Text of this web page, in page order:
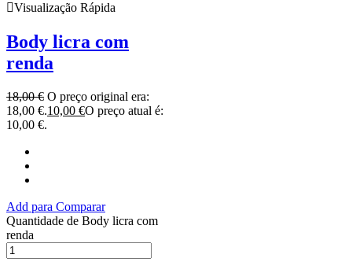
Visualização Rápida
Body licra com
renda
18,00€ O preço original era:
18,00 €.10,00 €O preço atual é:
10,00 €.
Add para Comparar
Quantidade de Body licra com
renda